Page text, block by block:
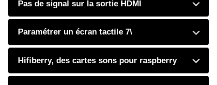
Pas de signal sur la sortie HDMI
Paramétrer un écran tactile 7\
Hifiberry, des cartes sons pour raspberry